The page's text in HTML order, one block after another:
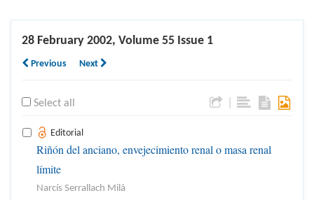
28 February 2002, Volume 55 Issue 1
Previous Next
Select all
Editorial
Riñón del anciano, envejecimiento renal o masa renal
límite
Narcís Serrallach Milá